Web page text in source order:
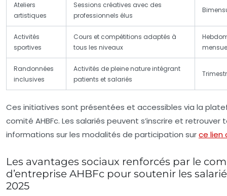
Ateliers
artistiques
Sessions créatives avec des
professionnels élus
Activités
sportives
Cours et compétitions adaptés à
tous les niveaux
Randonnées
inclusives
Activités de pleine nature intégrant
patients et salariés
Ces initiatives sont présentées et accessibles via la
comité AHBFc. Les salariés peuvent s’inscrire et retrouver
informations sur les modalités de participation surce lien
Les avantages sociaux renforcés par le
d’entreprise AHBFc pour soutenir les
2025